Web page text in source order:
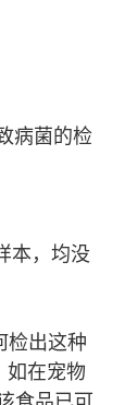
病菌的检
本，均没
检出这种
如在宠物